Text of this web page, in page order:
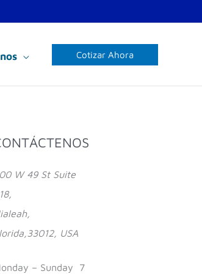
Cotizar Ahora
W 49 St Suite
USA
– Sunday 7